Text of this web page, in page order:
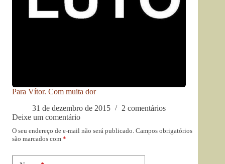
Para Vítor. Com muita dor
31 de dezembro de 2015
2 comentários
Deixe um comentário
O seu endereço de e-mail não será publicado. Campos obrigatórios
são marcados com *